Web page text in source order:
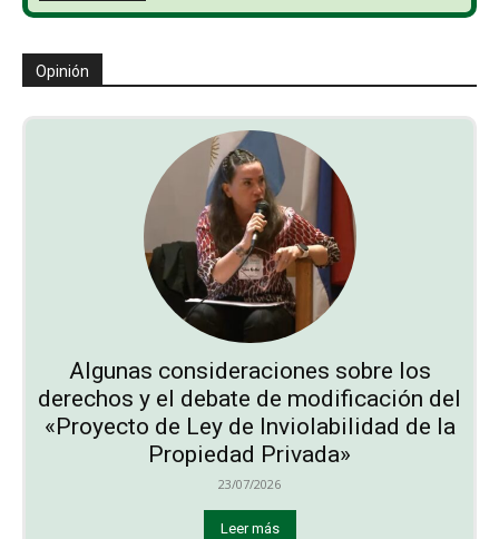
Opinión
Algunas consideraciones sobre los
derechos y el debate de modificación del
«Proyecto de Ley de Inviolabilidad de la
Propiedad Privada»
23/07/2026
Leer más